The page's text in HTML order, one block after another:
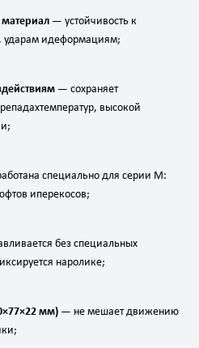
материал — устойчивость к
ударам идеформациям;
— сохраняет
температур, высокой
специально для серии M:
иперекосов;
без специальных
наролике;
×77×22 мм) — не мешаетдвижению